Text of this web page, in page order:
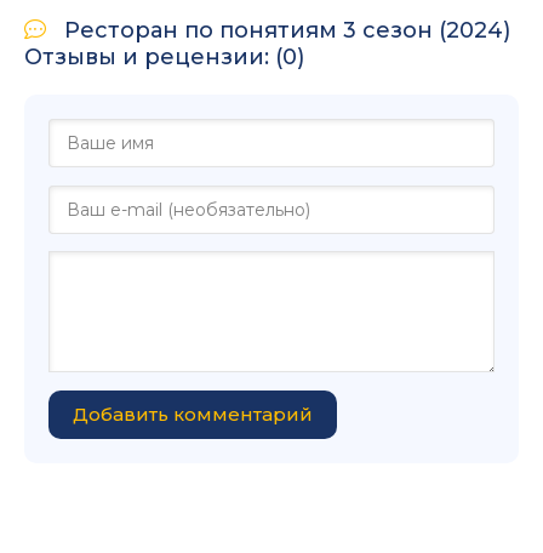
Ресторан по понятиям 3 сезон (2024)
Отзывы и рецензии: (0)
Добавить комментарий